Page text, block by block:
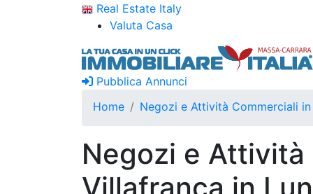
Real Estate Italy
Valuta Casa
Pubblica Annunci
Home
Negozi e Attività Commerciali
Negozi e